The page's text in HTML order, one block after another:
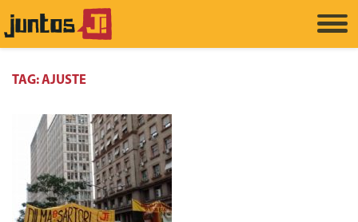
TAG:AJUSTE